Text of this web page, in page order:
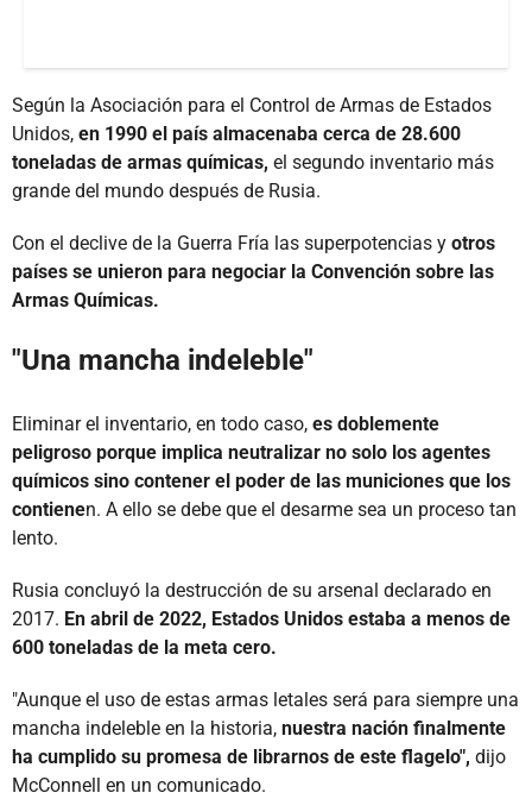
Según la Asociación para el Control de Armas de Estados
Unidos, en 1990 el país almacenaba cerca de 28.600
toneladas de armas químicas, el segundo inventario más
grande del mundo después de Rusia.
Con el declive de la Guerra Fría las superpotencias y otros
países se unieron para negociar la Convención sobre las
Armas Químicas.
"Una mancha indeleble"
Eliminar el inventario, en todo caso, es doblemente
peligroso porque implica neutralizar no solo los agentes
químicos sino contener el poder de las municiones que los
contienen. A ello se debe que el desarme sea un proceso tan
lento.
Rusia concluyó la destrucción de su arsenal declarado en
2017. En abril de 2022, Estados Unidos estaba a menos de
600 toneladas de la meta cero.
"Aunque el uso de estas armas letales será para siempre una
mancha indeleble en la historia, nuestra nación finalmente
ha cumplido su promesa de librarnos de este flagelo", dijo
McConnell en un comunicado.